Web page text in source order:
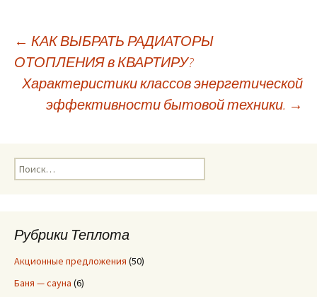
Навигация
записям
← КАК ВЫБРАТЬ РАДИАТОРЫ
ОТОПЛЕНИЯ в КВАРТИРУ?
Характеристики классов энергетической
эффективности бытовой техники. →
Н
а
:Рубрики Теплота
Акционные предложения (50)
Баня — сауна (6)